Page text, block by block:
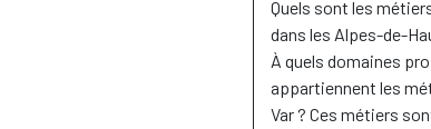
Quels sont les
dans les Alpes-de-
À quels domaines
appartiennent les
Var ? Ces métiers